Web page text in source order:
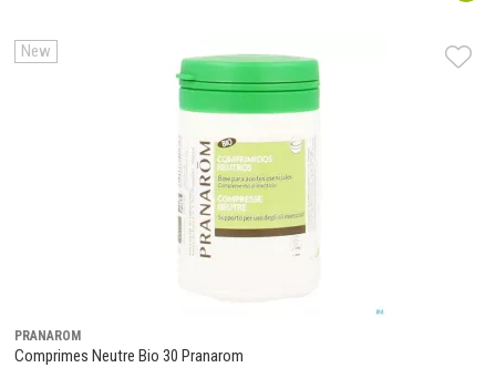
New
PRANAROM
Comprimes Neutre Bio 30 Pranarom